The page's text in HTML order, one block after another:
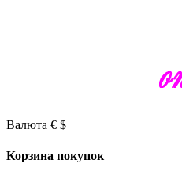
Валюта € $
Корзина покупок